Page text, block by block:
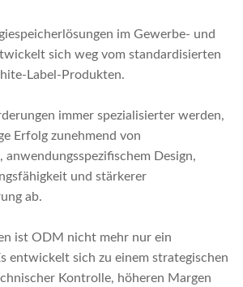
im Gewerbe- und
sich weg vom standardisierten
Label-Produkten.
immer spezialisierter werden,
Erfolg zunehmend von
anwendungsspezifischem Design,
und stärkerer
ab.
ist ODM nicht mehr nur ein
entwickelt sich zu einem strategischen
Kontrolle, höheren Margen